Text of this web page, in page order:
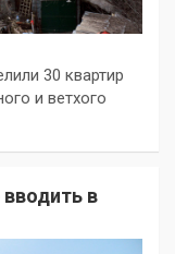
30 квартир
и ветхого
в